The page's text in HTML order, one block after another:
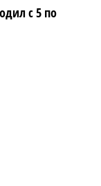
с 5 по